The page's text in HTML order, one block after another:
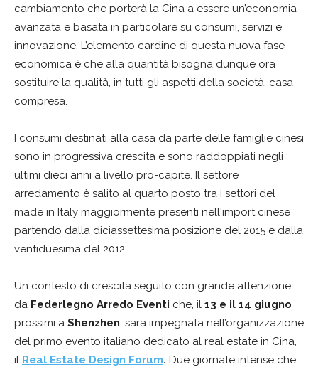
cambiamento che porterà la Cina a essere un’economia
avanzata e basata in particolare su consumi, servizi e
innovazione. L’elemento cardine di questa nuova fase
economica è che alla quantità bisogna dunque ora
sostituire la qualità, in tutti gli aspetti della società, casa
compresa.
I consumi destinati alla casa da parte delle famiglie cinesi
sono in progressiva crescita e sono raddoppiati negli
ultimi dieci anni a livello pro-capite. Il settore
arredamento è salito al quarto posto tra i settori del
made in Italy maggiormente presenti nell'import cinese
partendo dalla diciassettesima posizione del 2015 e dalla
ventiduesima del 2012.
Un contesto di crescita seguito con grande attenzione
da Federlegno Arredo Eventi che, il 13 e il 14 giugno
prossimi a Shenzhen, sarà impegnata nell’organizzazione
del primo evento italiano dedicato al real estate in Cina,
il Real Estate Design Forum. Due giornate intense che